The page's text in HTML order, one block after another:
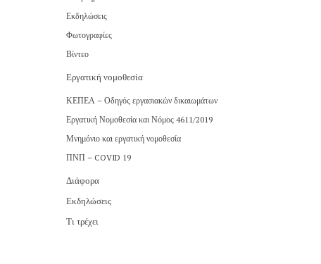
Εκδηλώσεις
Φωτογραφίες
Βίντεο
Εργατική νομοθεσία
ΚΕΠΕΑ – Οδηγός εργασιακών δικαιωμάτων
Εργατική Νομοθεσία και Νόμος 4611/2019
Μνημόνιο και εργατική νομοθεσία
ΠΝΠ – COVID 19
Διάφορα
Εκδηλώσεις
Τι τρέχει